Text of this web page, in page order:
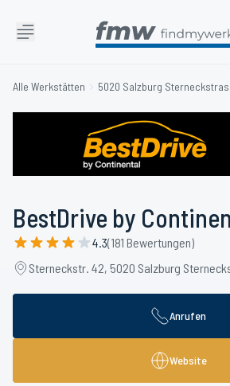
Alle Werkstätten 5020 Salzburg
BestDrive by
4.3(181 Bewertungen)
Sterneckstr. 42, 5020 Salzburg
Anrufen
Website